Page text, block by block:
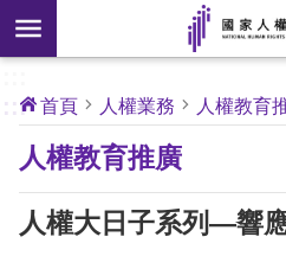
前往主要內容區塊
搜
尋
開
新
]
核
心
人
權
公
約
:::
首頁 人權業務 人權教育
人權教育推廣
人權大日子系列—響